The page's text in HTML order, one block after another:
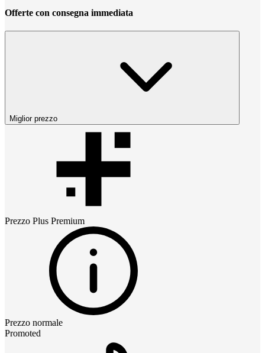
Offerte con consegna immediata
Miglior prezzo
Prezzo Plus Premium
Prezzo normale
Promoted